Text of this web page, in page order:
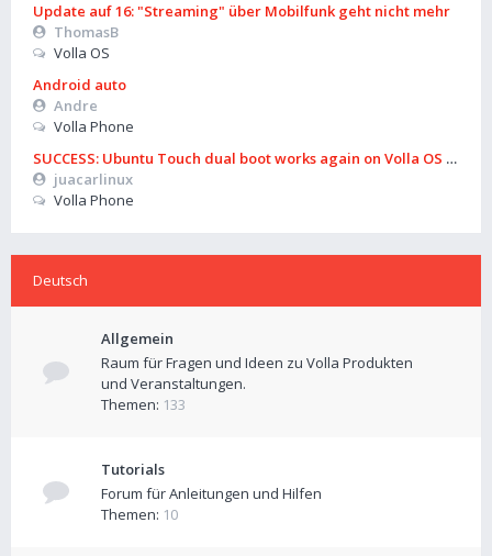
Update auf 16: "Streaming" über Mobilfunk geht nicht mehr
ThomasB
Volla OS
Android auto
Andre
Volla Phone
SUCCESS: Ubuntu Touch dual boot works again on Volla OS 16
juacarlinux
Volla Phone
Deutsch
Allgemein
Raum für Fragen und Ideen zu Volla Produkten
und Veranstaltungen.
Themen: 133
Tutorials
Forum für Anleitungen und Hilfen
Themen: 10